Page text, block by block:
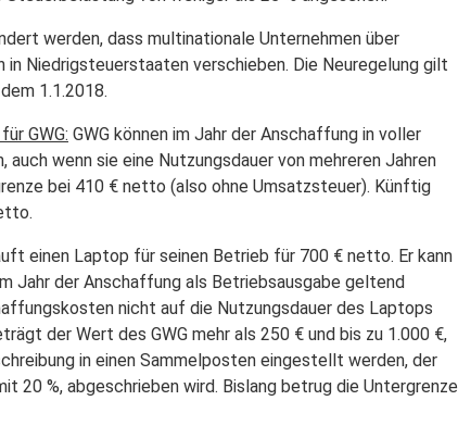
werden, dass multinationale Unternehmen über
in Niedrigsteuerstaaten verschieben. Die Neuregelung gilt
1.1.2018.
GWG: GWG können im Jahr der Anschaffung in voller
auch wenn sie eine Nutzungsdauer von mehreren Jahren
bei 410 € netto (also ohne Umsatzsteuer). Künftig
einen Laptop für seinen Betrieb für 700 € netto. Er kann
Jahr der Anschaffung als Betriebsausgabe geltend
nicht auf die Nutzungsdauer des Laptops
der Wert des GWG mehr als 250 € und bis zu 1.000 €,
in einen Sammelposten eingestellt werden, der
20 %, abgeschrieben wird. Bislang betrug die Untergrenze